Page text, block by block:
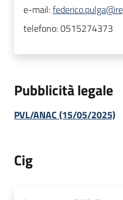
e-mail:
telefono:0515274373
Pubblicità legale
PVL/ANAC (15/05/2025)
Cig